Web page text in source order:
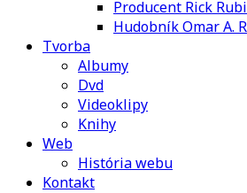
Producent Rick
Hudobník Omar A.
Tvorba
Albumy
Dvd
Videoklipy
Knihy
Web
História webu
Kontakt